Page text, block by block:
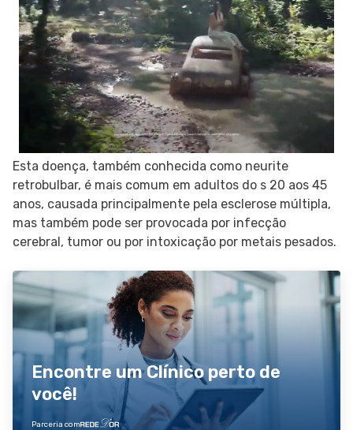
Esta doença, também conhecida como neurite
retrobulbar, é mais comum em adultos do s 20 aos 45
anos, causada principalmente pela esclerose múltipla,
mas também pode ser provocada por infecção
cerebral, tumor ou por intoxicação por metais pesados.
Encontre um Clínico perto de
você!
Parceria com